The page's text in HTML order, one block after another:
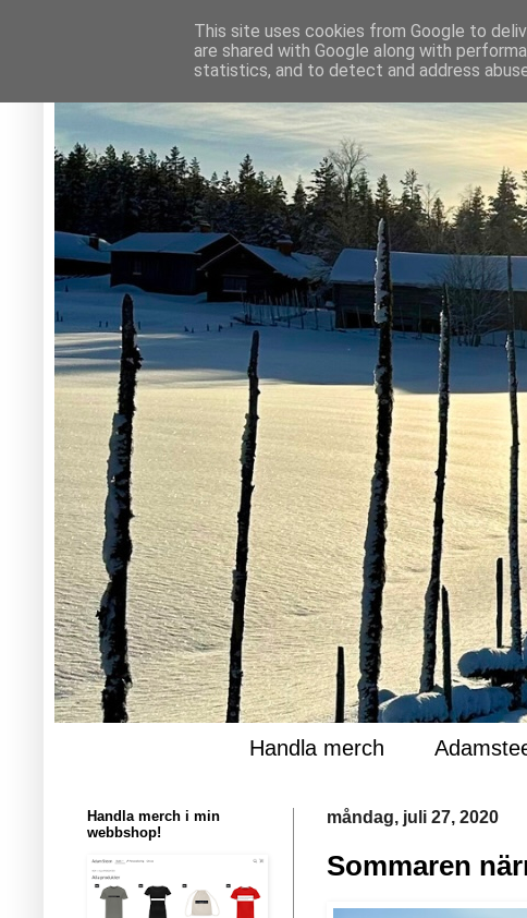
Handla merch
måndag, juli 27, 2020
Sommaren
Handla merch i min
webbshop!
This site uses cookies from Google to
are shared with Google along with
statistics, and to detect and address